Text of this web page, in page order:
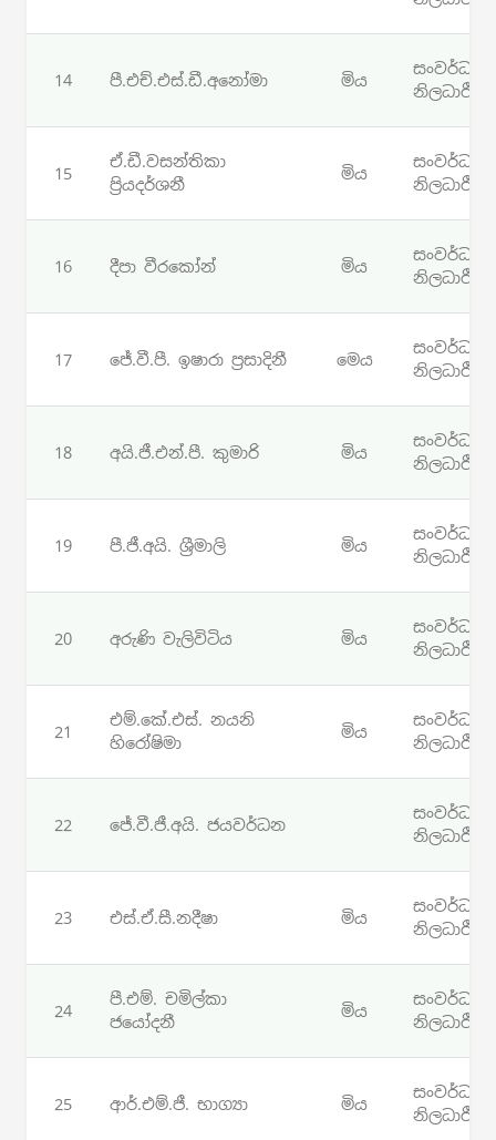
14 පී.එච්.එස්.ඩී.අනෝමා මිය
සංවර්ධන
නිලධාරී
15
ඒ.ඩී.වසන්තිකා
ප්‍රියදර්ශනී
මිය
සංවර්ධන
නිලධාරී
16 දීපා වීරකෝන් මිය
සංවර්ධන
නිලධාරී
17 ජේ.වී.පී. ඉෂාරා ප්‍රසාදිනී මෙය
සංවර්ධන
නිලධාරී
18 අයි.ජී.එන්.පී. කුමාරි මිය
සංවර්ධන
නිලධාරී
19 පී.ජී.අයි. ශ්‍රීමාලි මිය
සංවර්ධන
නිලධාරී
20 අරුණි වැලිවිටිය මිය
සංවර්ධන
නිලධාරී
21
එම්.කේ.එස්. නයනි
හිරෝෂිමා
මිය
සංවර්ධන
නිලධාරී
22 ජේ.වී.ජී.අයි. ජයවර්ධන
සංවර්ධන
නිලධාරී
23 එස්.ඒ.සී.නදීෂා මිය
සංවර්ධන
නිලධාරී
24
පී.එම්. චමිල්කා
ජයෝදනී
මිය
සංවර්ධන
නිලධාරී
25 ආර්.එම්.ජී. භාග්‍යා මිය
සංවර්ධන
නිලධාරී